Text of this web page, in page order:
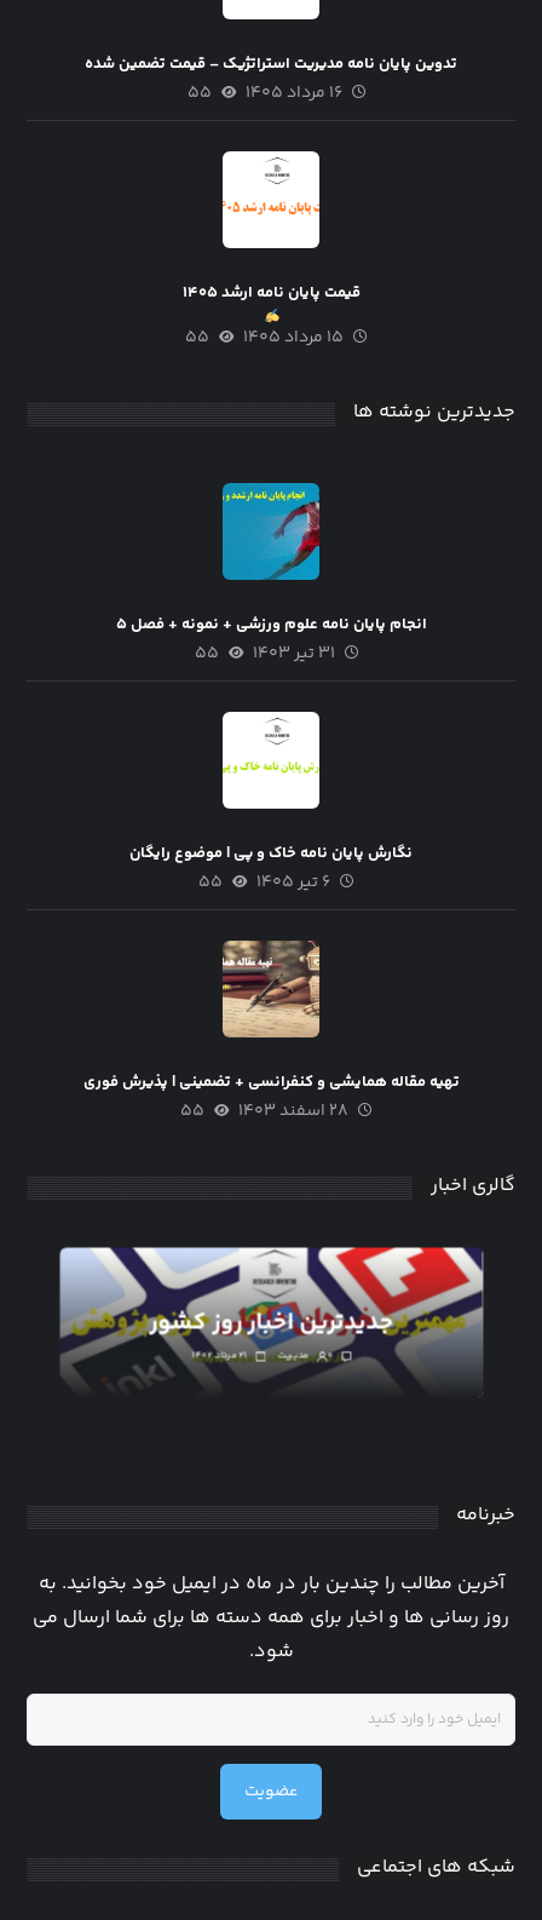
تدوین پایان نامه مدیریت استراتژیک – قیمت تضمین شده
۱۶ مرداد ۱۴۰۵ ۵۵
قیمت پایان نامه ارشد ۱۴۰۵
۱۵ مرداد ۱۴۰۵ ۵۵
جدیدترین نوشته ها
انجام پایان نامه علوم ورزشی + نمونه + فصل ۵
۳۱ تیر ۱۴۰۳ ۵۵
نگارش پایان نامه خاک و پی | موضوع رایگان
۶ تیر ۱۴۰۵ ۵۵
تهیه مقاله همایشی و کنفرانسی + تضمینی | پذیرش فوری
۲۸ اسفند ۱۴۰۳ ۵۵
گالری اخبار
جدیدترین اخبار روز کشور
۲۱ مرداد ۱۴۰۲ مدیریت ۰
خبرنامه
آخرین مطالب را چندین بار در ماه در ایمیل خود بخوانید. به
روز رسانی ها و اخبار برای همه دسته ها برای شما ارسال می
شود.
عضویت
شبکه های اجتماعی